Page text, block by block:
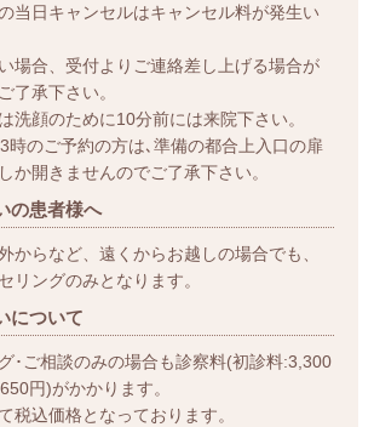
当日キャンセルはキャンセル料が発生い
場合、受付よりご連絡差し上げる場合が
了承下さい。
洗顔のために10分前には来院下さい。
時のご予約の方は､準備の都合上入口の扉
か開きませんのでご了承下さい。
の患者様へ
からなど、遠くからお越しの場合でも、
リングのみとなります。
について
･ご相談のみの場合も診察料(初診料:3,300
円)がかかります。
税込価格となっております。